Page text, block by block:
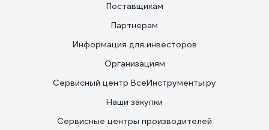
Поставщикам
Партнерам
Информация для инвесторов
Организациям
Сервисный центр ВсеИнструменты.ру
Наши закупки
Сервисные центры производителей